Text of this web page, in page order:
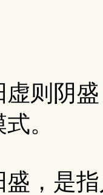
虚则阴
。
，是